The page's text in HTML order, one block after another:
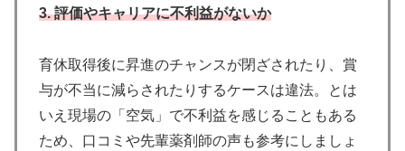
3. 評価やキャリアに不利益がないか
育休取得後に昇進のチャンスが閉ざされたり、賞
与が不当に減らされたりするケースは違法。とは
いえ現場の「空気」で不利益を感じることもある
ため、口コミや先輩薬剤師の声も参考にしましょ